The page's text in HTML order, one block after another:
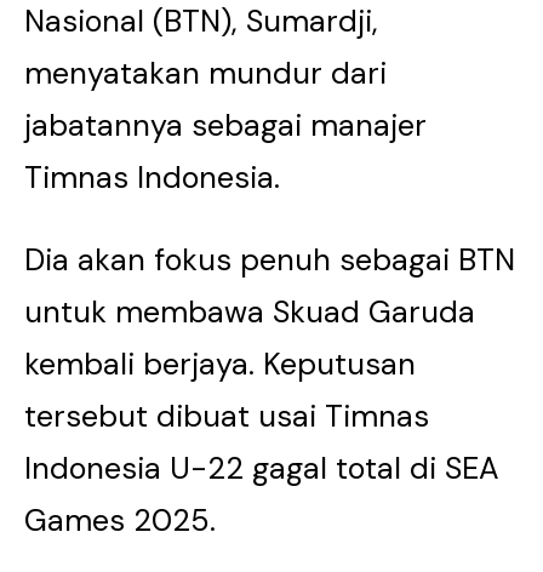
Nasional (BTN), Sumardji,
menyatakan mundur dari
jabatannya sebagai manajer
Timnas Indonesia.
Dia akan fokus penuh sebagai BTN
untuk membawa Skuad Garuda
kembali berjaya. Keputusan
tersebut dibuat usai Timnas
Indonesia U-22 gagal total di SEA
Games 2025.